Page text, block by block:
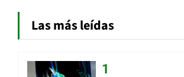
Las más leídas